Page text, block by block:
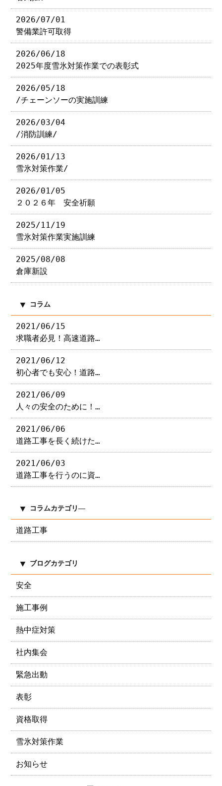
2026/07/01
警備業許可取得
2026/06/18
2025年度雪氷対策作業での表彰式
2026/05/18
/チェーンソーの実施訓練
2026/03/04
/消防訓練/
2026/01/13
雪氷対策作業/
2026/01/05
２０２６年 安全祈願
2025/11/19
雪氷対策作業実施訓練
2025/08/08
倉庫新設
コラム
2021/06/15
求職者必見！高速道路…
2021/06/12
初心者でも安心！道路…
2021/06/09
人々の安全のために！…
2021/06/06
道路工事を長く続けた…
2021/06/03
道路工事を行うのに資…
コラムカテゴリ―
道路工事
ブログカテゴリ
安全
施工事例
熱中症対策
社内集会
緊急出動
表彰
資格取得
雪氷対策作業
お知らせ